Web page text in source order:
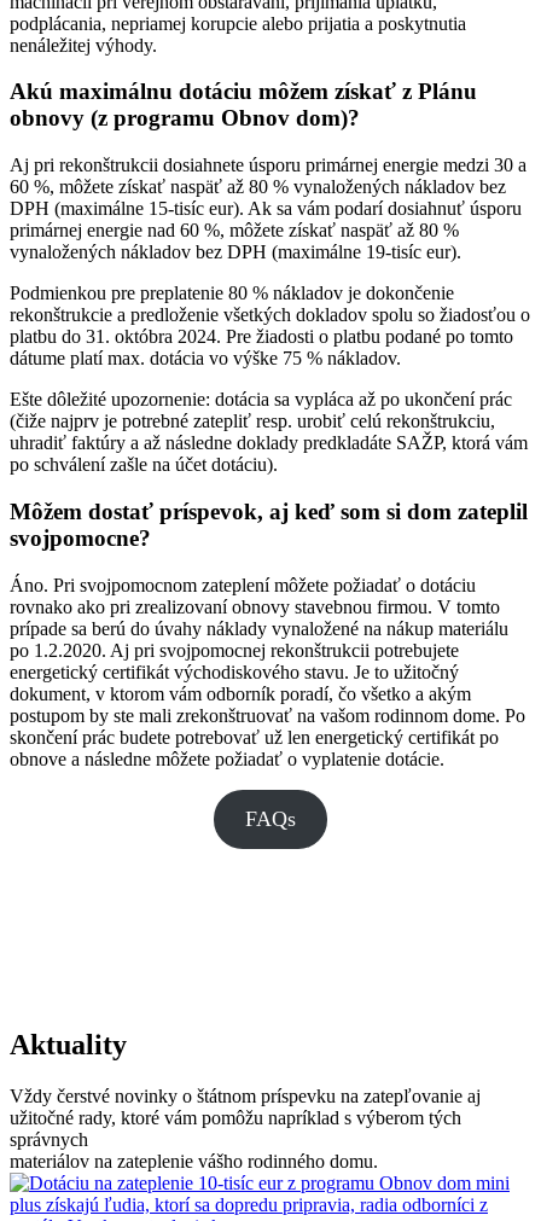
podplácania, nepriamej korupcie alebo prijatia a poskytnutia
nenáležitej výhody.
Akú maximálnu dotáciu môžem získať z Plánu
obnovy (z programu Obnov dom)?
Aj pri rekonštrukcii dosiahnete úsporu primárnej energie medzi 30 a
60 %, môžete získať naspäť až 80 % vynaložených nákladov bez
DPH (maximálne 15-tisíc eur). Ak sa vám podarí dosiahnuť úsporu
primárnej energie nad 60 %, môžete získať naspäť až 80 %
vynaložených nákladov bez DPH (maximálne 19-tisíc eur).
Podmienkou pre preplatenie 80 % nákladov je dokončenie
rekonštrukcie a predloženie všetkých dokladov spolu so žiadosťou o
platbu do 31. októbra 2024. Pre žiadosti o platbu podané po tomto
dátume platí max. dotácia vo výške 75 % nákladov.
Ešte dôležité upozornenie: dotácia sa vypláca až po ukončení prác
(čiže najprv je potrebné zatepliť resp. urobiť celú rekonštrukciu,
uhradiť faktúry a až následne doklady predkladáte SAŽP, ktorá vám
po schválení zašle na účet dotáciu).
Môžem dostať príspevok, aj keď som si dom zateplil
svojpomocne?
Áno. Pri svojpomocnom zateplení môžete požiadať o dotáciu
rovnako ako pri zrealizovaní obnovy stavebnou firmou. V tomto
prípade sa berú do úvahy náklady vynaložené na nákup materiálu
po 1.2.2020. Aj pri svojpomocnej rekonštrukcii potrebujete
energetický certifikát východiskového stavu. Je to užitočný
dokument, v ktorom vám odborník poradí, čo všetko a akým
postupom by ste mali zrekonštruovať na vašom rodinnom dome. Po
skončení prác budete potrebovať už len energetický certifikát po
obnove a následne môžete požiadať o vyplatenie dotácie.
FAQs
Aktuality
Vždy čerstvé novinky o štátnom príspevku na zatepľovanie aj
užitočné rady, ktoré vám pomôžu napríklad s výberom tých
správnych
materiálov na zateplenie vášho rodinného domu.